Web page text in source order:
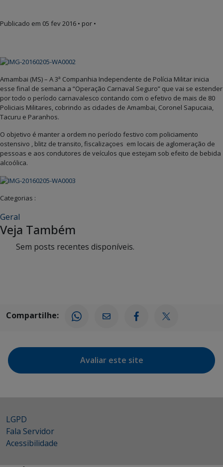
Publicado em 05 fev 2016 • por •
Amambai (MS) – A 3ª Companhia Independente de Polícia Militar inicia
esse final de semana a “Operação Carnaval Seguro” que vai se estender
por todo o período carnavalesco contando com o efetivo de mais de 80
Policiais Militares, cobrindo as cidades de Amambai, Coronel Sapucaia,
Tacuru e Paranhos.
O objetivo é manter a ordem no período festivo com policiamento
ostensivo , blitz de transito, fiscalizaçoes em locais de aglomeração de
pessoas e aos condutores de veículos que estejam sob efeito de bebida
alcoólica.
Categorias :
Geral
Veja Também
Sem posts recentes disponíveis.
Compartilhe:
Avaliar este site
LGPD
Fala Servidor
Acessibilidade